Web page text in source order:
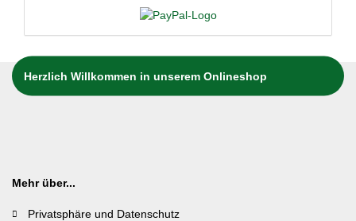
Herzlich Willkommen in unserem Onlineshop
Mehr über...
Privatsphäre und Datenschutz